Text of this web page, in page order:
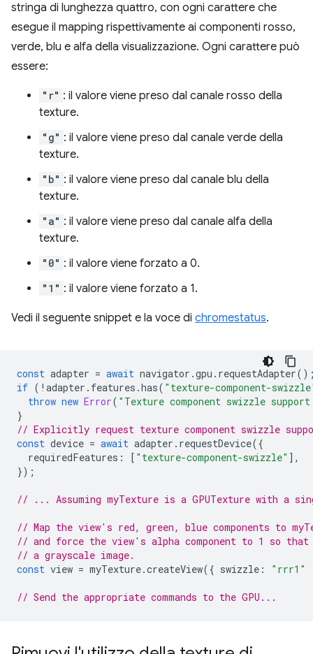
stringa di lunghezza quattro, con ogni carattere che
esegue il mapping rispettivamente ai componenti rosso,
verde, blu e alfa della visualizzazione. Ogni carattere può
essere:
"r" : il valore viene preso dal canale rosso della
texture.
"g" : il valore viene preso dal canale verde della
texture.
"b" : il valore viene preso dal canale blu della
texture.
"a" : il valore viene preso dal canale alfa della
texture.
"0" : il valore viene forzato a 0.
"1" : il valore viene forzato a 1.
Vedi il seguente snippet e la voce di chromestatus.
const adapter = await navigator .gpu . requestAdapter
if ( ! adapter . features .has( "texture-component-
throw new Error( "Texture component swizzle
}
// Explicitly request texture component swizzle
const device = await adapter . requestDevice({
requiredFeatures : [ "texture-component-swizzle" ],
});
// ... Assuming myTexture is a GPUTexture with a
// Map the view's red, green, blue components to
// and force the view's alpha component to 1 so
// a grayscale image.
const view = myTexture.createView({ swizzle : "rrr1"
// Send the appropriate commands to the GPU...